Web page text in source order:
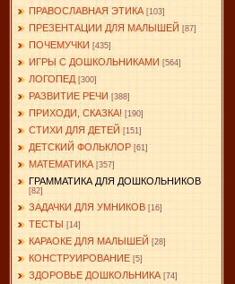
ПРАВОСЛАВНАЯ ЭТИКА [103]
ПРЕЗЕНТАЦИИ ДЛЯ МАЛЫШЕЙ [87]
ПОЧЕМУЧКИ [435]
ИГРЫ С ДОШКОЛЬНИКАМИ [564]
ЛОГОПЕД [300]
РАЗВИТИЕ РЕЧИ [388]
ПРИХОДИ, СКАЗКА! [190]
СТИХИ ДЛЯ ДЕТЕЙ [151]
ДЕТСКИЙ ФОЛЬКЛОР [61]
МАТЕМАТИКА [357]
ГРАММАТИКА ДЛЯ ДОШКОЛЬНИКОВ
[82]
ЗАДАЧКИ ДЛЯ УМНИКОВ [16]
ТЕСТЫ [14]
КАРАОКЕ ДЛЯ МАЛЫШЕЙ [28]
КОНСТРУИРОВАНИЕ [5]
ЗДОРОВЬЕ ДОШКОЛЬНИКА [74]